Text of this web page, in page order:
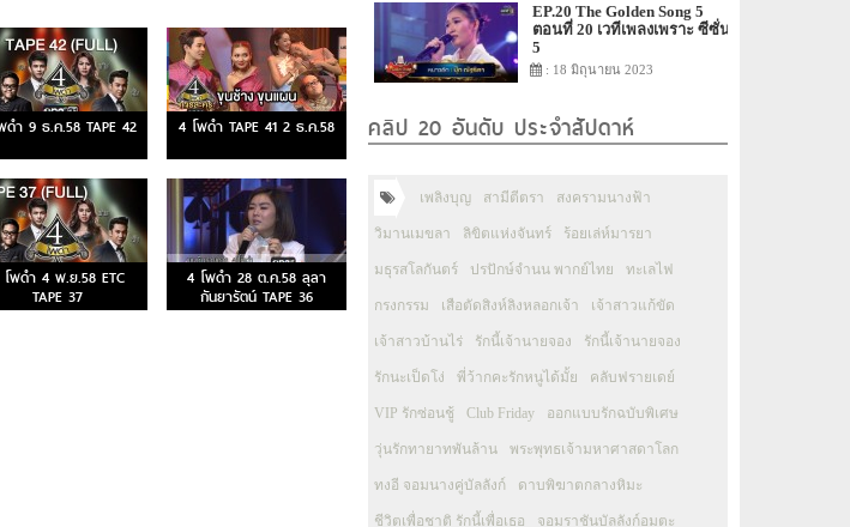
ดำ 9 ธ.ค.58 TAPE 42 4 โพดำ TAPE 41 2 ธ.ค.58
พดำ 4 พ.ย.58 ETC
TAPE 37
4 โพดำ 28 ต.ค.58 ลุลา
กันยารัตน์ TAPE 36
EP.20 The Golden Song 5
ตอนที่ 20 เวทีเพลงเพราะ ซีซั่น
5
: 18 มิถุนายน 2023
คลิป 20 อันดับ ประจำสัปดาห์
เพลิงบุญ สามีตีตรา สงครามนางฟ้า
วิมานเมขลา ลิขิตแห่งจันทร์ ร้อยเล่ห์มารยา
มธุรสโลกันตร์ ปรปักษ์จำนน พากย์ไทย ทะเลไฟ
กรงกรรม เสือตัดสิงห์ลิงหลอกเจ้า เจ้าสาวแก้ขัด
เจ้าสาวบ้านไร่ รักนี้เจ้านายจอง รักนี้เจ้านายจอง
รักนะเป็ดโง่ พี่ว้ากคะรักหนูได้มั้ย คลับฟรายเดย์
VIP รักซ่อนชู้ Club Friday ออกแบบรักฉบับพิเศษ
วุ่นรักทายาทพันล้าน พระพุทธเจ้ามหาศาสดาโลก
ทงอี จอมนางคู่บัลลังก์ ดาบพิฆาตกลางหิมะ
ชีวิตเพื่อชาติ รักนี้เพื่อเธอ จอมราชันบัลลังก์อมตะ